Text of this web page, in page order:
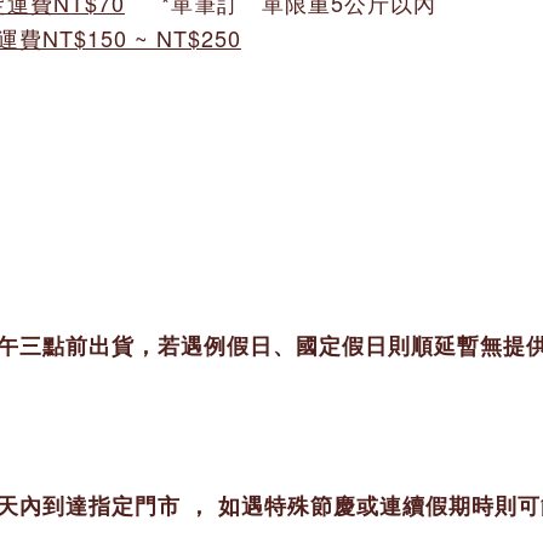
費NT$150 ~ NT$250
點前出貨，若遇例假日、國定假日則順延暫無
到達指定門市 ， 如遇特殊節慶或連續假期時則